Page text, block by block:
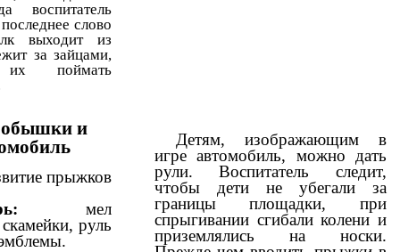
воспитатель
слово
выходит из
за зайцами,
их поймать
и
прыжков
мел
руль
Детям, изображающим в
игре автомобиль, можно дать
рули. Воспитатель следит,
чтобы дети не убегали за
границы площадки, при
спрыгивании сгибали колени и
приземлялись на носки.